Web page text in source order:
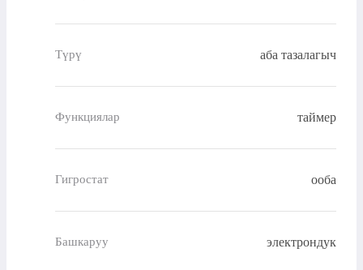
Түрү аба тазалагыч
Функциялар таймер
Гигростат ооба
Башкаруу электрондук